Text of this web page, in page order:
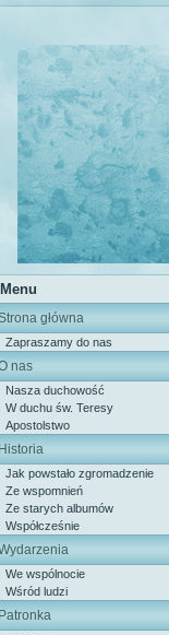
Menu
główna
Zapraszamy do nas
nas
Nasza duchowość
W duchu św. Teresy
Apostolstwo
Historia
Jak powstało zgromadzenie
Ze wspomnień
Ze starych albumów
Współcześnie
We wspólnocie
Wśród ludzi
Patronka